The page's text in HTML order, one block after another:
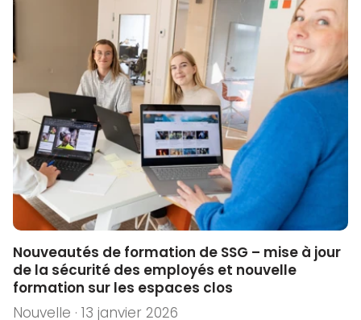
Nouveautés de formation de SSG – mise à jour
de la sécurité des employés et nouvelle
formation sur les espaces clos
Nouvelle · 13 janvier 2026